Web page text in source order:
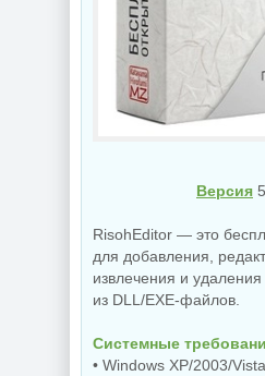
Версия
RisohEditor — это
для добавления,
извлечения и
из DLL/EXE-файлов.
Системные
• Windows XP/2003/